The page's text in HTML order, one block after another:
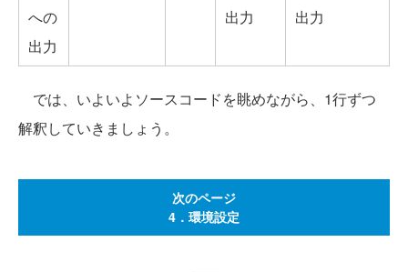
への
出力
出力
出力
では、いよいよソースコードを眺めながら、1行ずつ
解釈していきましょう。
次のページ
4．環境設定